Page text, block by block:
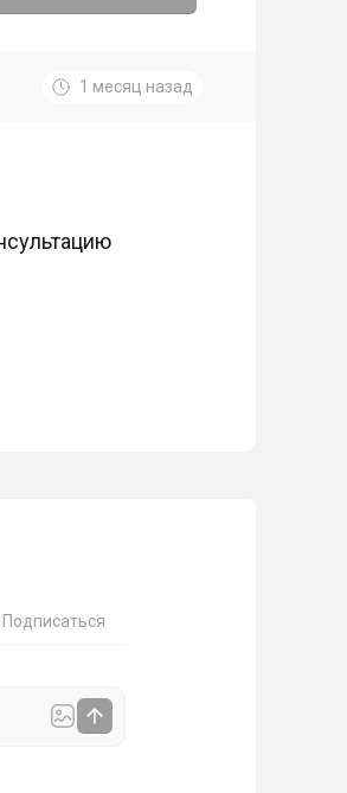
1 месяц назад
Подписаться